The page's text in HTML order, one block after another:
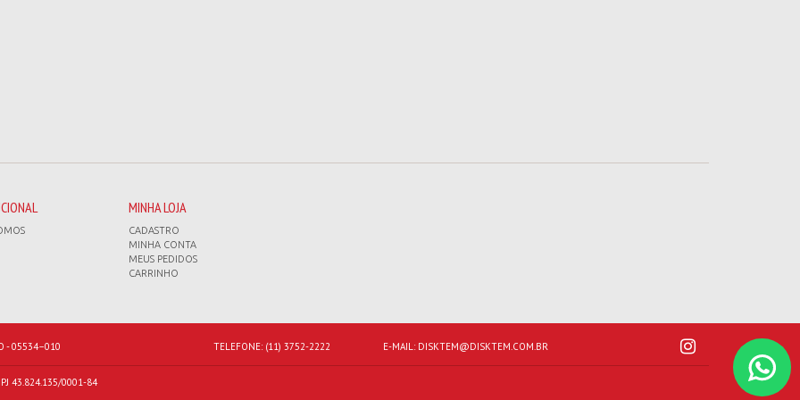
MINHA LOJA
CADASTRO
MINHA CONTA
MEUS PEDIDOS
CARRINHO
- 05534–010 TELEFONE: (11) 3752-2222 E-MAIL: DISKTEM@DISKTEM.COM.BR
43.824.135/0001-84